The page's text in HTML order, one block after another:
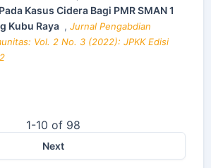
Kasus Cidera Bagi PMR SMAN 1
Kubu Raya , Jurnal Pengabdian
Vol. 2 No. 3 (2022): JPKK Edisi
1-10 of 98
Next